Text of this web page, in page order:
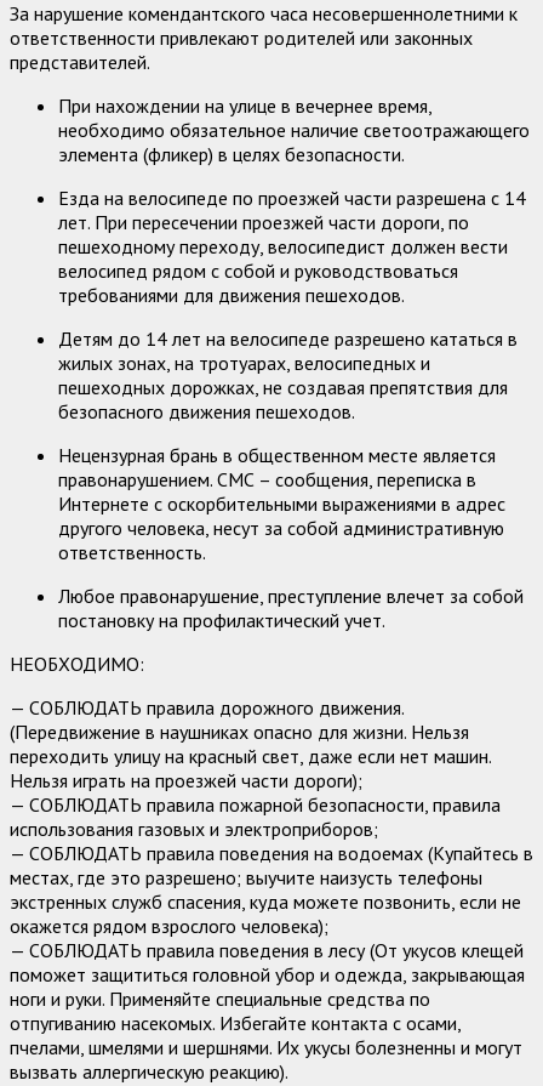
За нарушение комендантского часа несовершеннолетними к
ответственности привлекают родителей или законных
представителей.
При нахождении на улице в вечернее время,
необходимо обязательное наличие светоотражающего
элемента (фликер) в целях безопасности.
Езда на велосипеде по проезжей части разрешена с 14
лет. При пересечении проезжей части дороги, по
пешеходному переходу, велосипедист должен вести
велосипед рядом с собой и руководствоваться
требованиями для движения пешеходов.
Детям до 14 лет на велосипеде разрешено кататься в
жилых зонах, на тротуарах, велосипедных и
пешеходных дорожках, не создавая препятствия для
безопасного движения пешеходов.
Нецензурная брань в общественном месте является
правонарушением. СМС – сообщения, переписка в
Интернете с оскорбительными выражениями в адрес
другого человека, несут за собой административную
ответственность.
Любое правонарушение, преступление влечет за собой
постановку на профилактический учет.
НЕОБХОДИМО:
— СОБЛЮДАТЬ правила дорожного движения.
(Передвижение в наушниках опасно для жизни. Нельзя
переходить улицу на красный свет, даже если нет машин.
Нельзя играть на проезжей части дороги);
— СОБЛЮДАТЬ правила пожарной безопасности, правила
использования газовых и электроприборов;
— СОБЛЮДАТЬ правила поведения на водоемах (Купайтесь в
местах, где это разрешено; выучите наизусть телефоны
экстренных служб спасения, куда можете позвонить, если не
окажется рядом взрослого человека);
— СОБЛЮДАТЬ правила поведения в лесу (От укусов клещей
поможет защититься головной убор и одежда, закрывающая
ноги и руки. Применяйте специальные средства по
отпугиванию насекомых. Избегайте контакта с осами,
пчелами, шмелями и шершнями. Их укусы болезненны и могут
вызвать аллергическую реакцию).